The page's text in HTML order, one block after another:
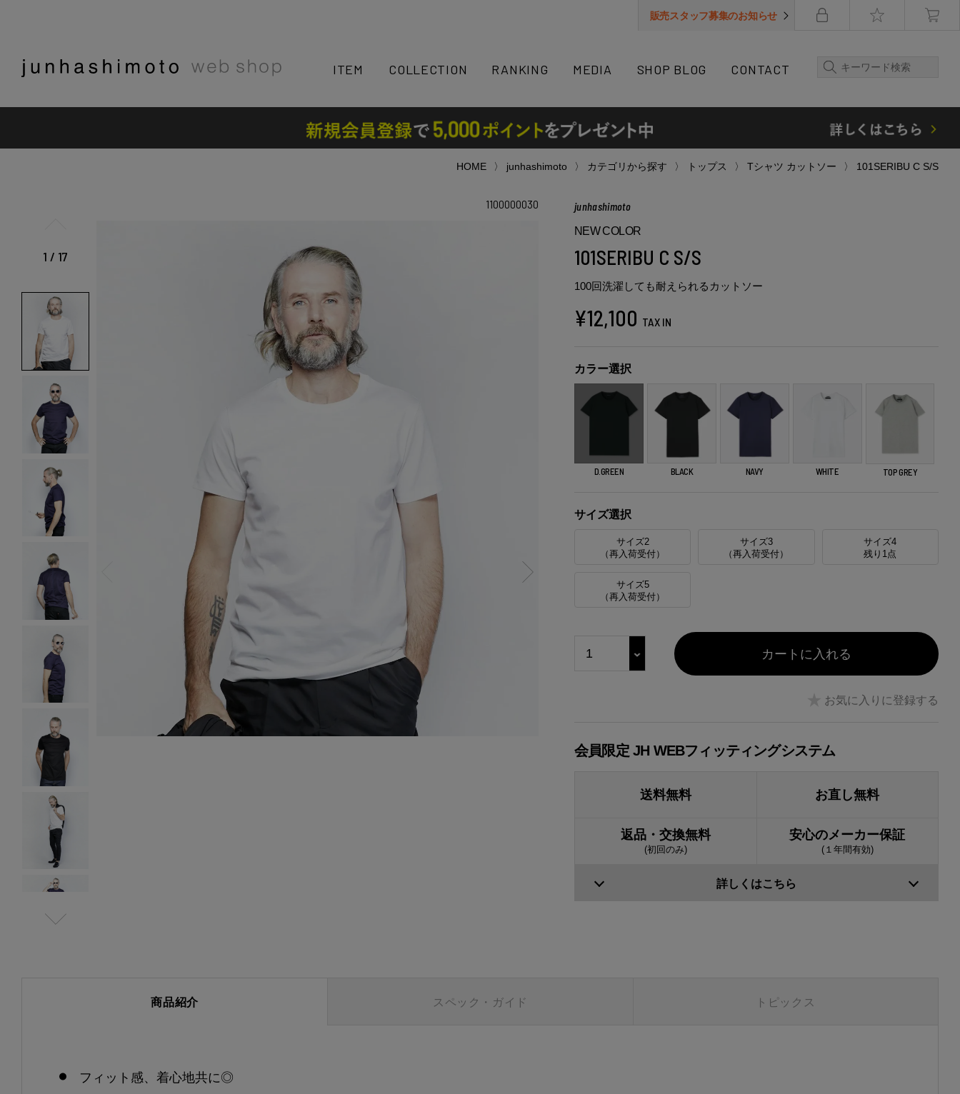
販売スタッフ募集のお知らせ
ITEM COLLECTION RANKING MEDIA SHOP BLOG CONTACT
検索
HOME junhashimoto カテゴリから探す トップス Tシャツ カットソー 101SERIBU C S/S
1100000030
1 / 17
junhashimoto
NEW COLOR
101SERIBU C S/S
100回洗濯しても耐えられるカットソー
¥12,100 TAX IN
カラー選択
D.GREEN BLACK NAVY WHITE TOP GREY
サイズ選択
サイズ2
（再入荷受付）
サイズ3
（再入荷受付）
サイズ4
残り1点
サイズ5
（再入荷受付）
お気に入りに登録する
カートに入れる
会員限定 JH WEBフィッティングシステム
送料無料 お直し無料
返品・交換無料
(初回のみ)
安心のメーカー保証
(１年間有効)
詳しくはこちら
商品紹介 スペック・ガイド トピックス
フィット感、着心地共に◎